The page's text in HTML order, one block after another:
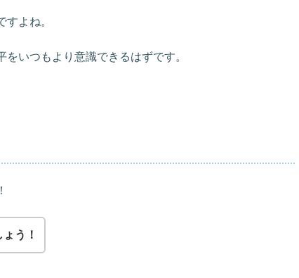
よね。
いつもより意識できるはずです。
う！